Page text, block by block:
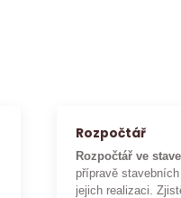
Rozpočtář
Rozpočtář ve
přípravě
jejich realizaci.